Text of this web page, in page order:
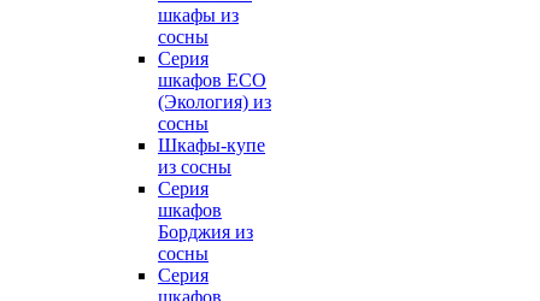
шкафы из
сосны
Серия
шкафов ECO
(Экология) из
сосны
Шкафы-купе
из сосны
Серия
шкафов
Борджия из
сосны
Серия
шкафов